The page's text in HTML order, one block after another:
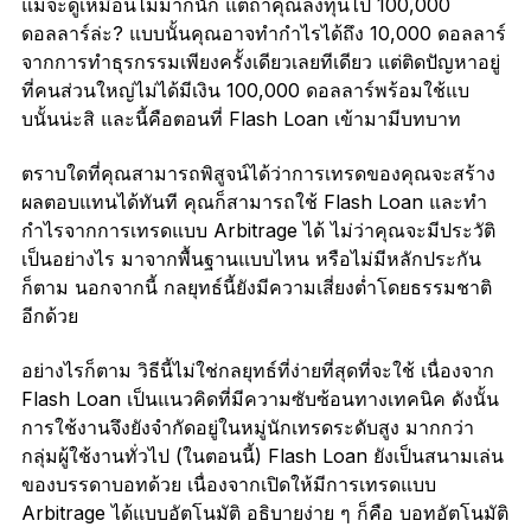
แม้จะดูเหมือนไม่มากนัก แต่ถ้าคุณลงทุนไป 100,000
ดอลลาร์ล่ะ? แบบนั้นคุณอาจทำกำไรได้ถึง 10,000 ดอลลาร์
จากการทำธุรกรรมเพียงครั้งเดียวเลยทีเดียว แต่ติดปัญหาอยู่
ที่คนส่วนใหญ่ไม่ได้มีเงิน 100,000 ดอลลาร์พร้อมใช้แบ
บนั้นน่ะสิ และนี้คือตอนที่ Flash Loan เข้ามามีบทบาท
ตราบใดที่คุณสามารถพิสูจน์ได้ว่าการเทรดของคุณจะสร้าง
ผลตอบแทนได้ทันที คุณก็สามารถใช้ Flash Loan และทำ
กำไรจากการเทรดแบบ Arbitrage ได้ ไม่ว่าคุณจะมีประวัติ
เป็นอย่างไร มาจากพื้นฐานแบบไหน หรือไม่มีหลักประกัน
ก็ตาม นอกจากนี้ กลยุทธ์นี้ยังมีความเสี่ยงต่ำโดยธรรมชาติ
อีกด้วย
อย่างไรก็ตาม วิธีนี้ไม่ใช่กลยุทธ์ที่ง่ายที่สุดที่จะใช้ เนื่องจาก
Flash Loan เป็นแนวคิดที่มีความซับซ้อนทางเทคนิค ดังนั้น
การใช้งานจึงยังจำกัดอยู่ในหมู่นักเทรดระดับสูง มากกว่า
กลุ่มผู้ใช้งานทั่วไป (ในตอนนี้) Flash Loan ยังเป็นสนามเล่น
ของบรรดาบอทด้วย เนื่องจากเปิดให้มีการเทรดแบบ
Arbitrage ได้แบบอัตโนมัติ อธิบายง่าย ๆ ก็คือ บอทอัตโนมัติ